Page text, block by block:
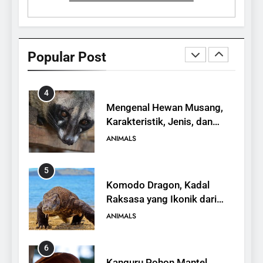
Popular Post
3
Satwa Endemik Sulawesi
yang Terancam Punah
4
Mengenal Hewan Musang,
Karakteristik, Jenis, dan
Peran dalam Ekosistem
ANIMALS
5
Komodo Dragon, Kadal
Raksasa yang Ikonik dari
Indonesia
ANIMALS
6